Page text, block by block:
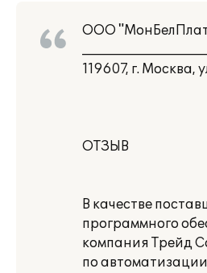
ООО
119607, г. Москва,
ОТЗЫВ
В качестве
программного
компания Трейд
по